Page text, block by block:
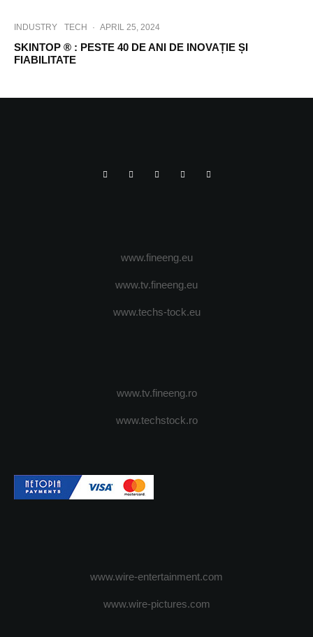
INDUSTRY TECH · APRIL 25, 2024
SKINTOP ® : PESTE 40 DE ANI DE INOVAȚIE ȘI
FIABILITATE
www.fineeng.eu
www.tv.fineeng.eu
www.techs-tock.eu
www.tv.fineeng.ro
www.techstock.ro
www.wire-entertainment.com
www.wire-pictures.com